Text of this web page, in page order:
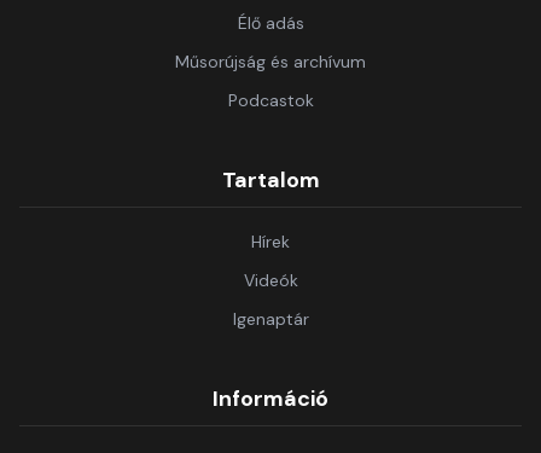
Élő adás
Műsorújság és archívum
Podcastok
Tartalom
Hírek
Videók
Igenaptár
Információ